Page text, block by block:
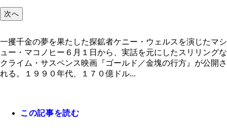
次へ
一攫千金の夢を果たした探鉱者ケニー・ウェルスを演じたマシ
ュー・マコノヒー６月１日から、実話を元にしたスリリングな
クライム・サスペンス映画『ゴールド／金塊の行方』が公開さ
れる。１９９０年代、１７０億ドル...
この記事を読む